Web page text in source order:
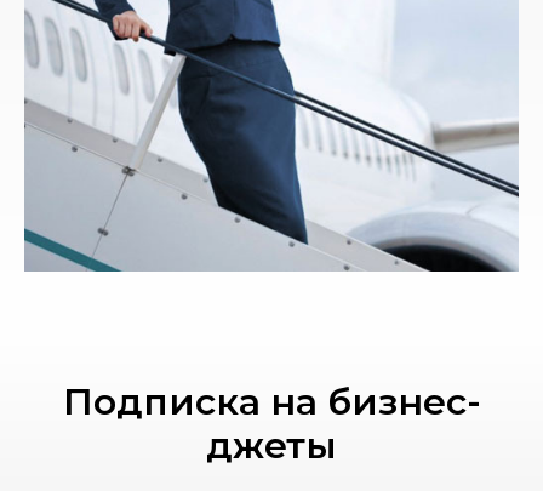
Подписка на бизнес-
джеты